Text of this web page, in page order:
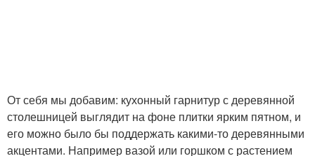
От себя мы добавим: кухонный гарнитур с деревянной
столешницей выглядит на фоне плитки ярким пятном, и
его можно было бы поддержать какими-то деревянными
акцентами. Например вазой или горшком с растением